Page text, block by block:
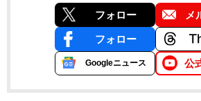
フォロー メ
フォロー
Googleニュース 公